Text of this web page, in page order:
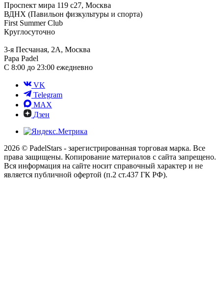
Проспект мира 119 с27, Москва
ВДНХ (Павильон физкультуры и спорта)
First Summer Club
Круглосуточно
3-я Песчаная, 2А, Москва
Papa Padel
С 8:00 до 23:00 ежедневно
VK
Telegram
MAX
Дзен
2026 © PadelStars - зарегистрированная торговая марка. Все
права защищены. Копирование материалов с сайта запрещено.
Вся информация на сайте носит справочный характер и не
является публичной офертой (п.2 ст.437 ГК РФ).